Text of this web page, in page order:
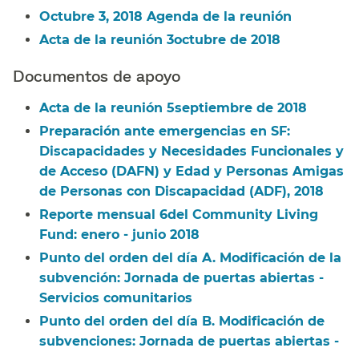
Octubre 3, 2018 Agenda de la reunión​​
Acta de la reunión 3octubre de 2018​​
Documentos de apoyo​​
Acta de la reunión 5septiembre de 2018​​
Preparación ante emergencias en SF:
Discapacidades y Necesidades Funcionales y
de Acceso (DAFN) y Edad y Personas Amigas
de Personas con Discapacidad (ADF), 2018​​
Reporte mensual 6del Community Living
Fund: enero - junio 2018​​
Punto del orden del día A. Modificación de la
subvención: Jornada de puertas abiertas -
Servicios comunitarios​​
Punto del orden del día B. Modificación de
subvenciones: Jornada de puertas abiertas -